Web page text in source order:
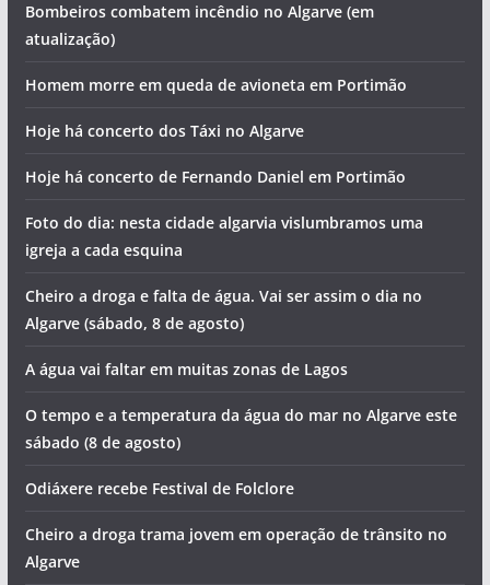
Bombeiros combatem incêndio no Algarve (em
atualização)
Homem morre em queda de avioneta em Portimão
Hoje há concerto dos Táxi no Algarve
Hoje há concerto de Fernando Daniel em Portimão
Foto do dia: nesta cidade algarvia vislumbramos uma
igreja a cada esquina
Cheiro a droga e falta de água. Vai ser assim o dia no
Algarve (sábado, 8 de agosto)
A água vai faltar em muitas zonas de Lagos
O tempo e a temperatura da água do mar no Algarve este
sábado (8 de agosto)
Odiáxere recebe Festival de Folclore
Cheiro a droga trama jovem em operação de trânsito no
Algarve